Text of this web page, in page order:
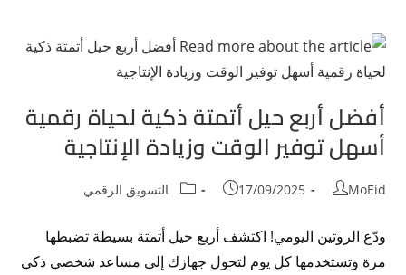
أفضل أربع حيل أتمتة ذكية لحياة رقمية
أسهل توفير الوقت وزيادة الإنتاجية
MoEid
17/09/2025 التسويق الرقمي
ودّع الروتين اليومي! اكتشف أربع حيل أتمتة بسيطة تضبطها
مرة وتستخدمها كل يوم لتحول جهازك إلى مساعد شخصي ذكي